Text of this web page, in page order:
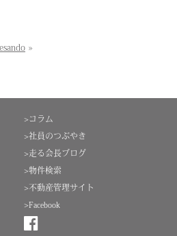
»
>コラム
>社員のつぶやき
>走る会長ブログ
>物件検索
>不動産管理サイト
>Facebook